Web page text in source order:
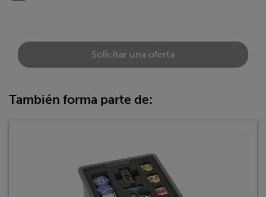
Solicitar una oferta
También forma parte de: